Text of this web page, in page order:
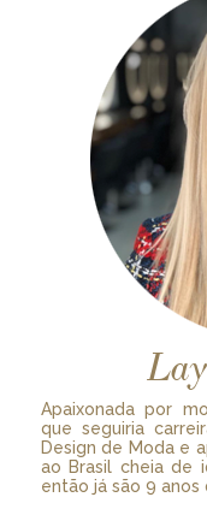
Apaixonada por
que seguiria
Design de Moda e
ao Brasil cheia de
então já são 9 anos